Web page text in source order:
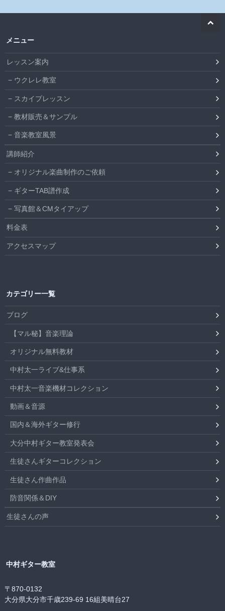
メニュー
レッスン案内
ウクレレ教室
スカイプレッスン
教材販売＆サンプル
音楽教室風景
講師紹介
オリジナル楽曲制作のご依頼
ギターTAB譜作成
写真館＆CMタイアップ
料金表
アクセスマップ
カテゴリー一覧
ブログ
【マル秘】音楽理論
オリジナル無料教材
中村太一ライブ&仕事系
中村太一音楽機材コレクション
動画＆音源
国内＆海外ギター修行
大分中村ギター教室発表会
生徒さんギターコレクション
生徒さん作曲作品
防音関係＆DIY
生徒さんの声
中村ギター教室
〒870-0132
大分県大分市千歳239-69 16組美晴台27